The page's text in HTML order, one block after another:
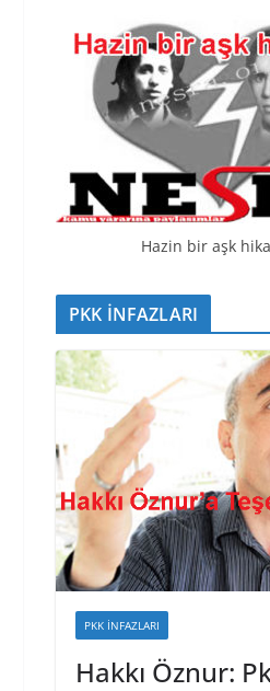
Hazin bir aşk
PKK İNFAZLARI
PKK İNFAZLARI
Hakkı Öznur: